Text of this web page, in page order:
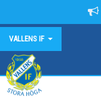
VALLENS IF
HEM